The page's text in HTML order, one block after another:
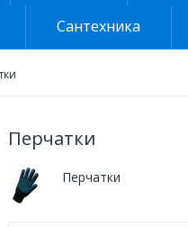
Сантехника
Перчатки
Перчатки